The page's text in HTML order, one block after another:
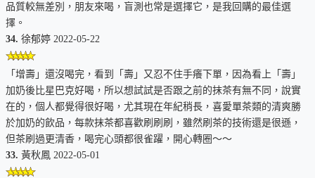
品質較無差別，朋友來喝，盲測也常是選擇它，是我回購的最佳選
擇。
34. 徐郁婷 2022-05-22
「增壽」還沒喝完，看到「壽」又忍不住手癢下單，因為看上「壽」
加奶後比星巴克好喝，所以想試試是否跟之前的抹茶有無不同，說實
在的，個人都覺得很好喝，尤其現在年紀稍長，喜愛單茶類的清爽勝
於加奶的飲品，每款抹茶都喜歡刷刷刷，雖然刷茶的技術還是很遜，
但茶刷過更清香，喝完心頭都很雀躍，開心轉圈～～
33. 黃秋鳳 2022-05-01